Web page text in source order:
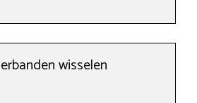
wisselen